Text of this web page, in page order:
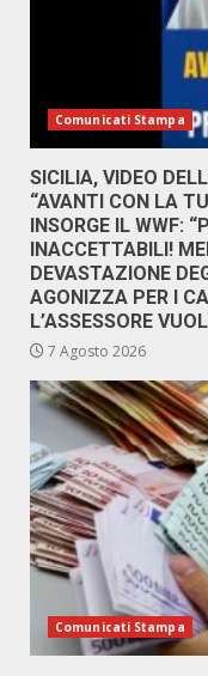
Comunicati Stampa
SICILIA, VIDEO
“AVANTI CON LA
INSORGE IL WWF:
INACCETTABILI!
DEVASTAZIONE
AGONIZZA PER I
L’ASSESSORE
7 Agosto 2026
Comunicati Stampa